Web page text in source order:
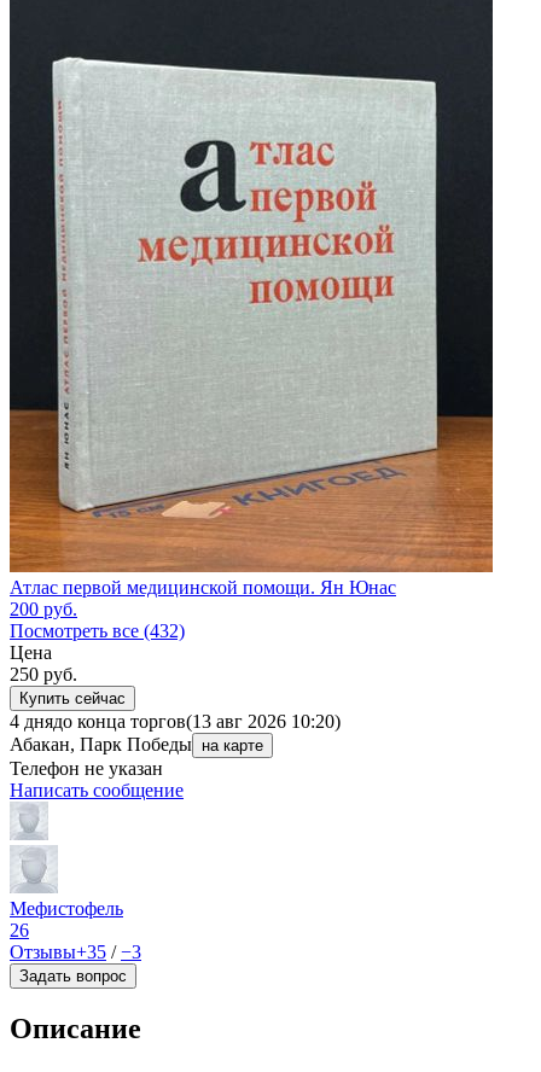
Атлас первой медицинской помощи. Ян Юнас
200 руб.
Посмотреть все (432)
Цена
250 руб.
Купить сейчас
4 днядо конца торгов(13 авг 2026 10:20)
Абакан, Парк Победы на карте
Телефон не указан
Написать сообщение
Мефистофель
26
Отзывы+35 /−3
Задать вопрос
Описание